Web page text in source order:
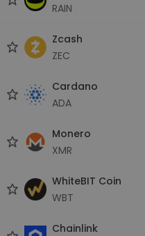
RAIN
Zcash
ZEC
Cardano
ADA
Monero
XMR
WhiteBIT Coin
WBT
Chainlink